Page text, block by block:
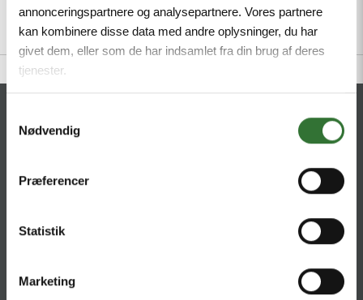
annonceringspartnere og analysepartnere. Vores partnere
kan kombinere disse data med andre oplysninger, du har
givet dem, eller som de har indsamlet fra din brug af deres
tjenester.
Nødvendig
Præferencer
Statistik
Marketing
Theilgaards Torv 1
Ellemosen 4